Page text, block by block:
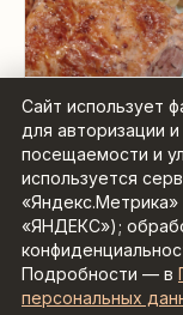
Сайт использует
для авторизации
посещаемости и
используется
«ЯНДЕКС»);
Подробности — в
персональных
Свиная шея
духовке
Рецепты